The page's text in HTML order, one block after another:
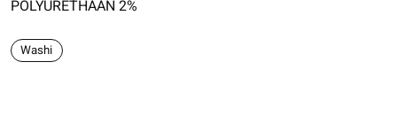
POLYURETHAAN 2%
Washi